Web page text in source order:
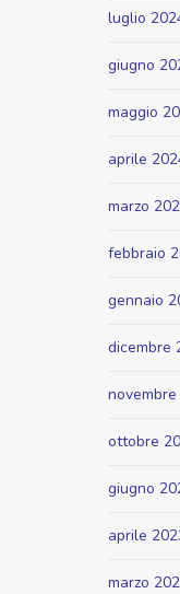
luglio
giugno
maggio
aprile
marzo
febbraio
gennaio
dicembre
ottobre
giugno
aprile
marzo